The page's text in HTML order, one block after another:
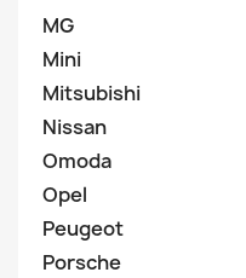
MG
Mini
Mitsubishi
Nissan
Omoda
Opel
Peugeot
Porsche